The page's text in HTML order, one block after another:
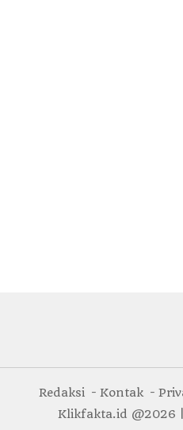
Redaksi Kontak
Klikfakta.id @2026